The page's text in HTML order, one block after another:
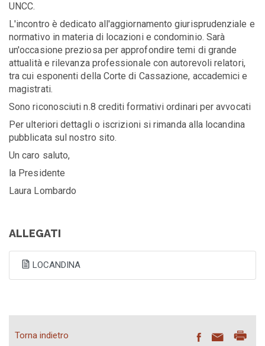
UNCC.
L'incontro è dedicato all'aggiornamento giurisprudenziale e
normativo in materia di locazioni e condominio. Sarà
un'occasione preziosa per approfondire temi di grande
attualità e rilevanza professionale con autorevoli relatori,
tra cui esponenti della Corte di Cassazione, accademici e
magistrati.
Sono riconosciuti n.8 crediti formativi ordinari per avvocati
Per ulteriori dettagli o iscrizioni si rimanda alla locandina
pubblicata sul nostro sito.
Un caro saluto,
la Presidente
Laura Lombardo
ALLEGATI
LOCANDINA
Torna indietro